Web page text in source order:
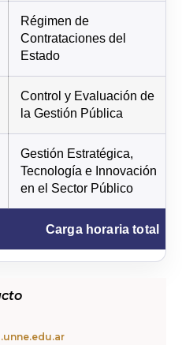
Régimen de
Contrataciones del
Estado
Control y Evaluación de
la Gestión Pública
Gestión Estratégica,
Tecnología e Innovación
en el Sector Público
Carga horaria total